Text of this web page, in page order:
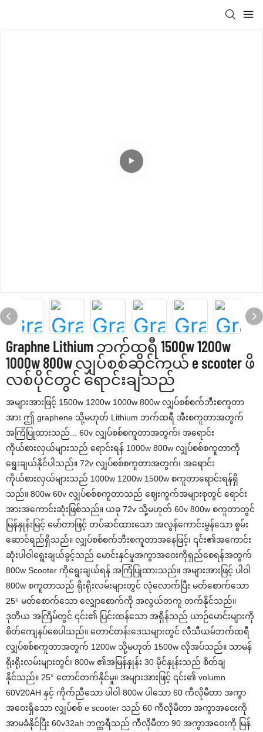
Graphne Lithium ဘက်ထရီ 1500w 1200w
1000w 800w လျှပ်စစ်ဆိုင်ကယ် e scooter ဖိ
လစ်ပိုင်တွင် ရောင်းချသည်
အများအားဖြင့် 1500w 1200w 1000w 800w လျှပ်စစ်စက်ဘီးစကူတာ
အား ဤ graphene သို့မဟုတ် Lithium ဘက်ထရီ အီးစကူတာအတွက်
အကြံပြုထားသည်... 60v လျှပ်စစ်စကူတာအတွက်၊ အရောင်း
ကိုယ်စားလှယ်များသည် ရောင်းရန် 1000w 800w လျှပ်စစ်စကူတာကို
ရွေးချယ်နိုင်ပါသည်။ 72v လျှပ်စစ်စကူတာအတွက်၊ အရောင်း
ကိုယ်စားလှယ်များသည် 1000w 1200w 1500w စကူတာရောင်းရန်ရှိ
သည်။ 800w 60v လျှပ်စစ်စကူတာသည် ဈေးကွက်အများစုတွင် ရောင်း
အားအကောင်းဆုံးဖြစ်သည်။ ယခု 72v သို့မဟုတ် 60v 800w စကူတာတွင်
မြန်နှုန်းမြင့် မော်တာဖြင့် တပ်ဆင်ထားသော အလွန်ကောင်းမွန်သော စွမ်း
ဆောင်ရည်ရှိသည်။ လျှပ်စစ်စက်ဘီးစကူတာအနေဖြင့်၊ ၎င်း၏အကောင်း
ဆုံးပါဝါရွေးချယ်ခွင့်သည် မောင်းနှင်မှုအကွာအဝေးကိုရှည်စေရန်အတွက်
800w Scooter ကိုရွေးချယ်ရန် အကြံပြုထားသည်။ အများအားဖြင့် ပါဝါ
800w စကူတာသည် ရိုးရိုးလမ်းများတွင် လုံလောက်ပြီး မတ်စောက်သော
25⁶ မတ်စောက်သော လျှောစောက်ကို အလွယ်တကူ တက်နိုင်သည်။
ဒုတိယ အကြိမ်တွင် ၎င်း၏ ပြင်းထန်သော အရှိန်သည် ယာဉ်မောင်းများကို
စိတ်ကျေနပ်စေပါသည်။ တောင်တန်းဒေသများတွင် လီသီယမ်ဘက်ထရီ
လျှပ်စစ်စကူတာအတွက် 1200w သို့မဟုတ် 1500w လိုအပ်သည်။ သာမန်
ရိုးရိုးလမ်းများတွင်၊ 800w ၏အမြန်နှုန်း 30 မိုင်နှုန်းသည် စိတ်ချ
နိုင်သည်။ 25° တောင်တက်နိုင်မှု။ အများအားဖြင့် ၎င်း၏ volumn
60V20AH နှင့် ကိုက်ညီသော ပါဝါ 800w ပါသော 60 ကီလိုမီတာ အကွာ
အဝေးရှိသော လျှပ်စစ် e scooter သည် 60 ကီလိုမီတာ အကွာအဝေးကို
အာမခံနိုင်ပြီး 60v32ah ဘက္ထရီသည် ကီလိုမီတာ 90 အကွာအဝေးကို မြန်